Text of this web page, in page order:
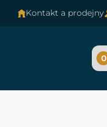
Kontakt a prodejny
0